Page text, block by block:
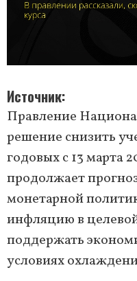
Источник
Правление
решение снизить
годовых с 13 марта
продолжает
монетарной
инфляцию в
поддержать
условиях